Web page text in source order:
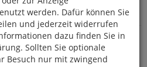
Sprachwissenschaften
Schwein pfeift!
werden. Dafür können Sie
und jederzeit widerrufen
dazu finden Sie in
Sollten Sie optionale
Besuch nur mit zwingend